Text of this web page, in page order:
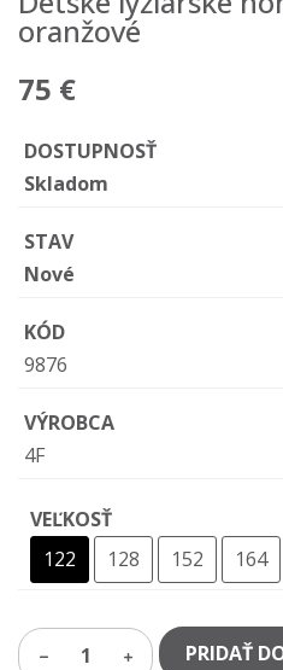
oranžové
75 €
DOSTUPNOSŤ
Skladom
STAV
Nové
KÓD
9876
VÝROBCA
4F
VEĽKOSŤ
122
128 152 164
1 PRIDAŤ